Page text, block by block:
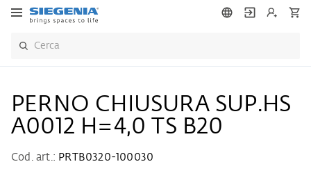
PERNO CHIUSURA SUP.HS
A0012 H=4,0 TS B20
Cod. art.: PRTB0320-100030